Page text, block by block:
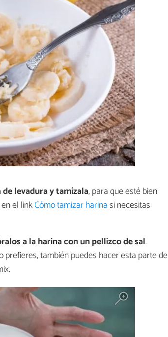
levadura y tamízala, para que esté bien
el linkCómo tamizar harinasi necesitas
a la harina con un pellizco de sal.
prefieres, también puedes hacer esta parte de